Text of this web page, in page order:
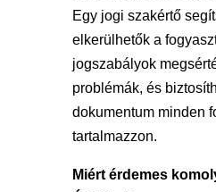
Egy jogi szakértő
elkerülhetők a
jogszabályok
problémák, és
dokumentum minden
tartalmazzon.
Miért érdemes